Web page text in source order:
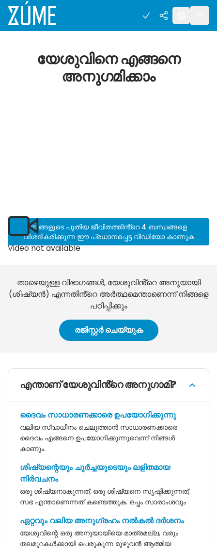
യേശുവിനെ എങ്ങനെ
അനുഗമിക്കാം
Video not available
നിങ്ങളുടെ പുതിയ ജീവിതത്തിൻ്റെ 4 ബന്ധങ്ങളെ
വിശദീകരിക്കുന്ന ഈ പ്രധാനപ്പെട്ട വീഡിയോ കാണുക
താഴെയുള്ള വിഭാഗങ്ങൾ, യേശുവിൻ്റെ അനുയായി
(ശിഷ്യൻ) എന്നതിൻ്റെ അർത്ഥമെന്താണെന്ന് നിങ്ങളെ
പഠിപ്പിക്കും
രജിസ്റ്റർ ചെയ്യുക
എന്താണ് യേശുവിൻ്റെ അനുഗാമി?
ദൈവം സാധാരണക്കാരെ ഉപയോഗിക്കുന്നു
വലിയ സ്വാധീനം ചെലുത്താൻ സാധാരണക്കാരെ
ദൈവം എങ്ങനെ ഉപയോഗിക്കുന്നുവെന്ന് നിങ്ങൾ
കാണും.
ശിഷ്യന്റെയും ചുർച്ചയുടെയും ലളിതമായ
നിർവചനം
ഒരു ശിഷ്യനാകുന്നത്, ഒരു ശിഷ്യനെ സൃഷ്ടിക്കുന്നത്,
സഭ എന്താണെന്നത് കണ്ടെത്തുക. ഒപ്പം സാരാംശവും
ഏറ്റവും വലിയ അനുഗ്രഹം നൽകൽ ദർശനം
യേശുവിന്റെ ഒരു അനുയായിയെ മാത്രമല്ല, വരും
തലമുറകൾക്കായി പെരുകുന്ന മുഴുവൻ ആത്മീയ